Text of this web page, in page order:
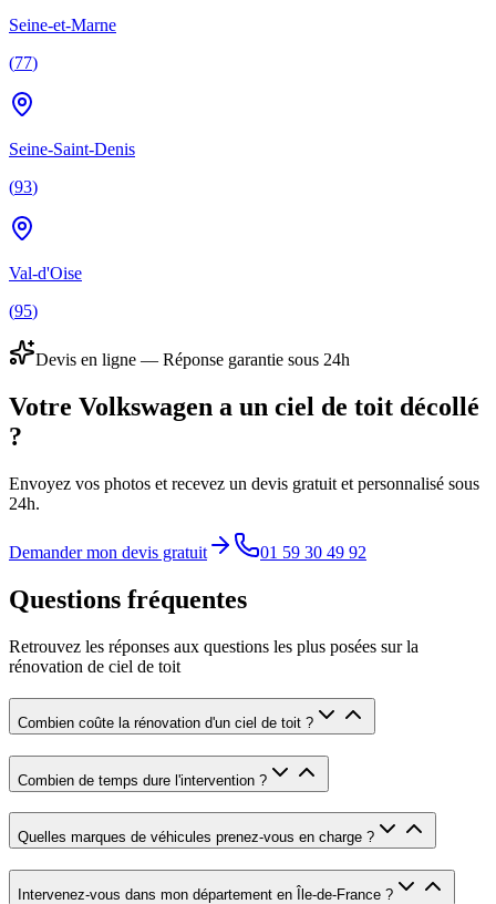
Seine-et-Marne
(77)
Seine-Saint-Denis
(93)
Val-d'Oise
(95)
Devis en ligne — Réponse garantie sous 24h
Votre Volkswagen a un ciel de toit décollé
?
Envoyez vos photos et recevez un devis gratuit et personnalisé sous
24h.
Demander mon devis gratuit 01 59 30 49 92
Questions fréquentes
Retrouvez les réponses aux questions les plus posées sur la
rénovation de ciel de toit
Combien coûte la rénovation d'un ciel de toit ?
Combien de temps dure l'intervention ?
Quelles marques de véhicules prenez-vous en charge ?
Intervenez-vous dans mon département en Île-de-France ?